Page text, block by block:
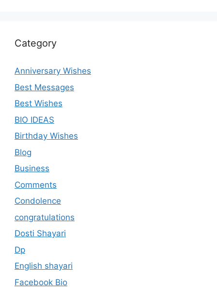
Category
Anniversary Wishes
Best Messages
Best Wishes
BIO IDEAS
Birthday Wishes
Blog
Business
Comments
Condolence
congratulations
Dosti Shayari
Dp
English shayari
Facebook Bio